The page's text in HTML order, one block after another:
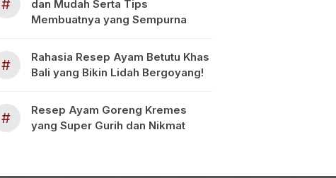
#
dan Mudah Serta Tips
Membuatnya yang Sempurna
#
Rahasia Resep Ayam Betutu Khas
Bali yang Bikin Lidah Bergoyang!
#
Resep Ayam Goreng Kremes
yang Super Gurih dan Nikmat